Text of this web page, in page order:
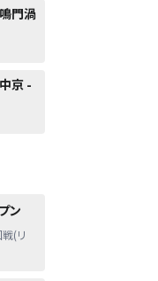
門渦
京 -
ン
(リ